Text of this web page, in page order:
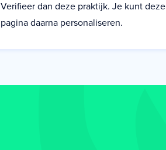
Verifieer dan deze praktijk. Je kunt deze
pagina daarna personaliseren.